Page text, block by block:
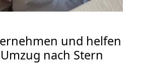
und helfen
nach Stern